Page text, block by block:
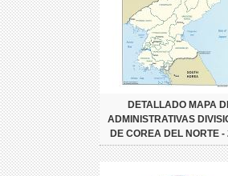
DETALLADO MAPA
ADMINISTRATIVAS
DE COREA DEL NORTE -